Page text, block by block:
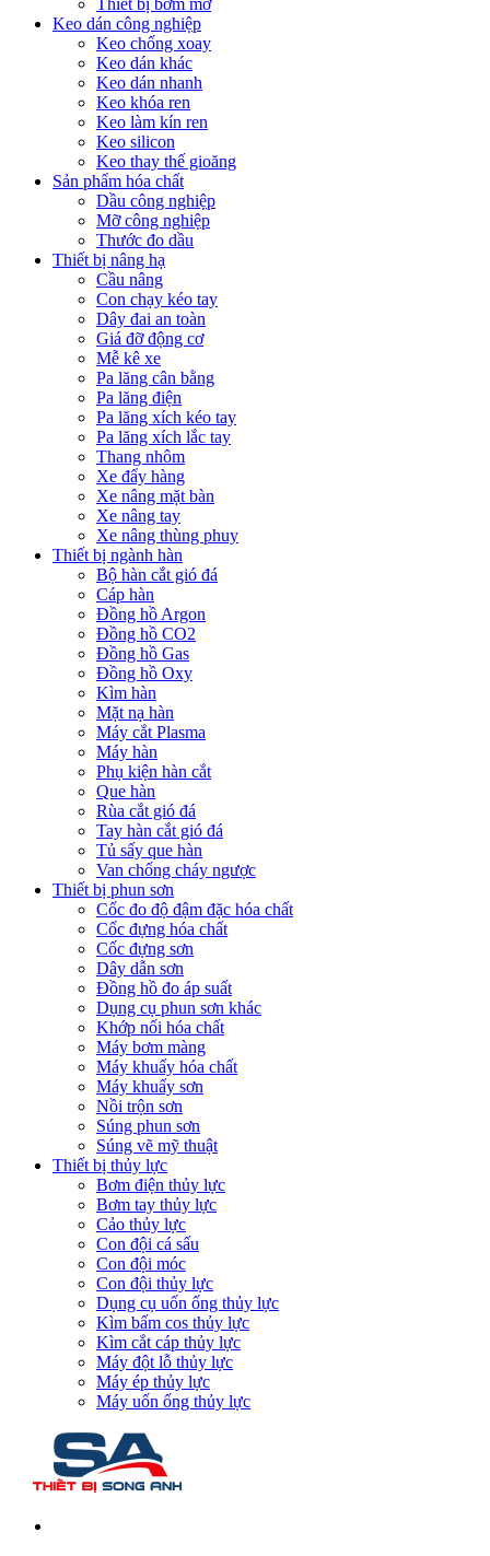
Keo dán công nghiệp
Keo chống xoay
Keo dán khác
Keo dán nhanh
Keo khóa ren
Keo làm kín ren
Keo silicon
Keo thay thế gioăng
Sản phẩm hóa chất
Dầu công nghiệp
Mỡ công nghiệp
Thước đo dầu
Thiết bị nâng hạ
Cầu nâng
Con chạy kéo tay
Dây đai an toàn
Giá đỡ động cơ
Mễ kê xe
Pa lăng cân bằng
Pa lăng điện
Pa lăng xích kéo tay
Pa lăng xích lắc tay
Thang nhôm
Xe đẩy hàng
Xe nâng mặt bàn
Xe nâng tay
Xe nâng thùng phuy
Thiết bị ngành hàn
Bộ hàn cắt gió đá
Cáp hàn
Đồng hồ Argon
Đồng hồ CO2
Đồng hồ Gas
Đồng hồ Oxy
Kìm hàn
Mặt nạ hàn
Máy cắt Plasma
Máy hàn
Phụ kiện hàn cắt
Que hàn
Rùa cắt gió đá
Tay hàn cắt gió đá
Tủ sấy que hàn
Van chống cháy ngược
Thiết bị phun sơn
Cốc đo độ đậm đặc hóa chất
Cốc đựng hóa chất
Cốc đựng sơn
Dây dẫn sơn
Đồng hồ đo áp suất
Dụng cụ phun sơn khác
Khớp nối hóa chất
Máy bơm màng
Máy khuấy hóa chất
Máy khuấy sơn
Nồi trộn sơn
Súng phun sơn
Súng vẽ mỹ thuật
Thiết bị thủy lực
Bơm điện thủy lực
Bơm tay thủy lực
Cảo thủy lực
Con đội cá sấu
Con đội móc
Con đội thủy lực
Dụng cụ uốn ống thủy lực
Kìm bấm cos thủy lực
Kìm cắt cáp thủy lực
Máy đột lỗ thủy lực
Máy ép thủy lực
Máy uốn ống thủy lực